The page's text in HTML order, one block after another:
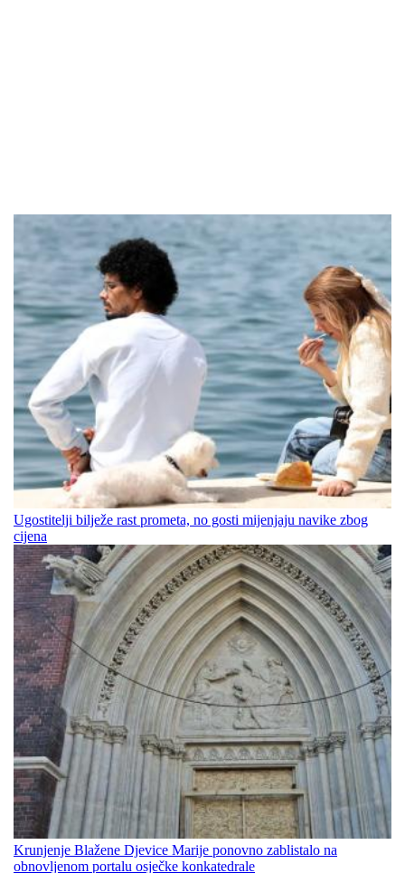
Ugostitelji bilježe rast prometa, no gosti mijenjaju navike zbog
cijena
Krunjenje Blažene Djevice Marije ponovno zablistalo na
obnovljenom portalu osječke konkatedrale